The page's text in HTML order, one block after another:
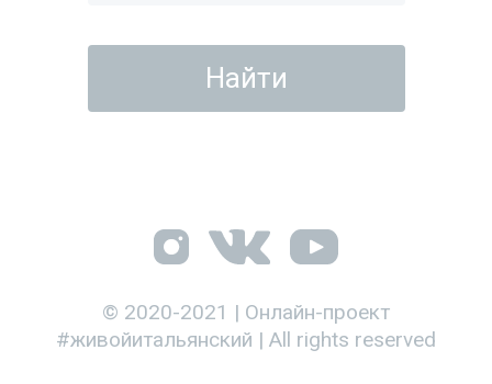
© 2020-2021 | Онлайн-проект
#живойитальянский | All rights reserved